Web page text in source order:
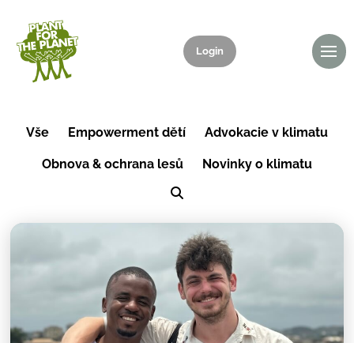
Login
Vše Empowerment dětí Advokacie v klimatu
Obnova & ochrana lesů Novinky o klimatu